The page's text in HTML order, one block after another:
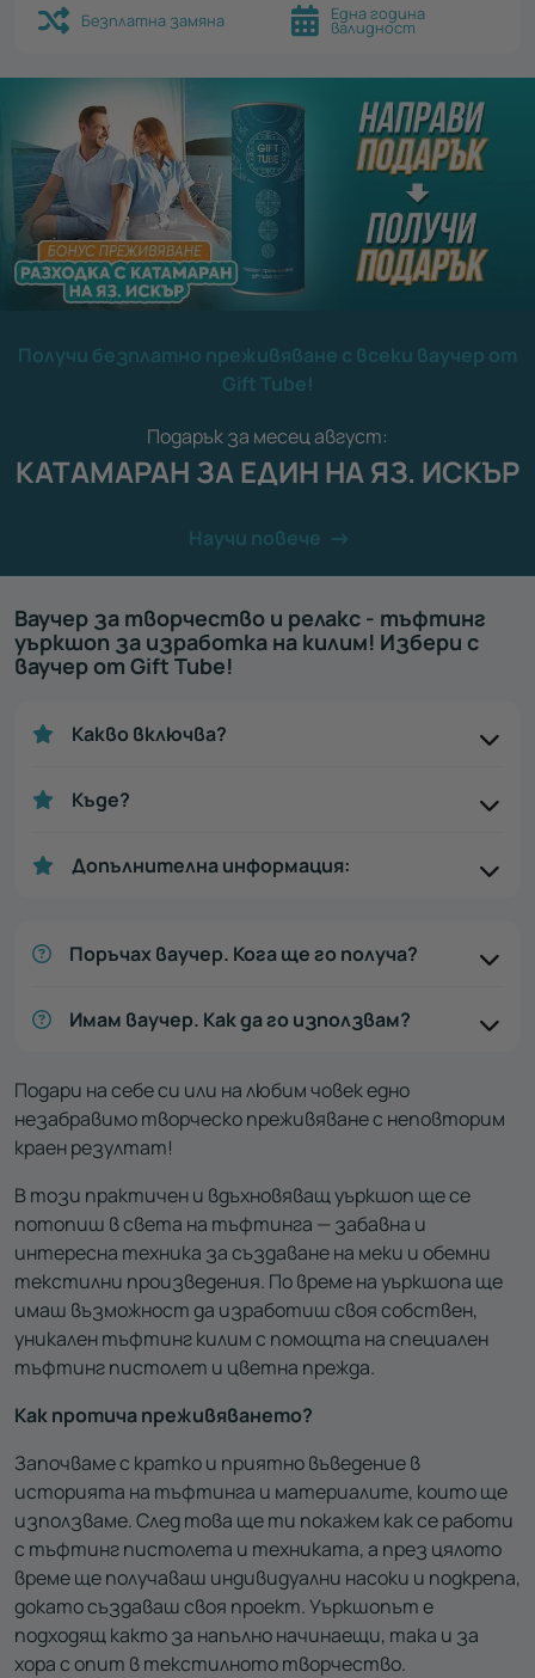
Безплатна замяна Една година
валидност
Получи безплатно преживяване с всеки ваучер от
Gift Tube!
Подарък за месец август:
КАТАМАРАН ЗА ЕДИН НА ЯЗ. ИСКЪР
Научи повече
Ваучер за творчество и релакс - тъфтинг
уъркшоп за изработка на килим! Избери с
ваучер от Gift Tube!
Какво включва?
Къде?
Допълнителна информация:
Поръчах ваучер. Кога ще го получа?
Имам ваучер. Как да го използвам?
Подари на себе си или на любим човек едно
незабравимо творческо преживяване с неповторим
краен резултат!
В този практичен и вдъхновяващ уъркшоп ще се
потопиш в света на тъфтинга — забавна и
интересна техника за създаване на меки и обемни
текстилни произведения. По време на уъркшопа ще
имаш възможност да изработиш своя собствен,
уникален тъфтинг килим с помощта на специален
тъфтинг пистолет и цветна прежда.
Как протича преживяването?
Започваме с кратко и приятно въведение в
историята на тъфтинга и материалите, които ще
използваме. След това ще ти покажем как се работи
с тъфтинг пистолета и техниката, а през цялото
време ще получаваш индивидуални насоки и подкрепа,
докато създаваш своя проект. Уъркшопът е
подходящ както за напълно начинаещи, така и за
хора с опит в текстилното творчество.